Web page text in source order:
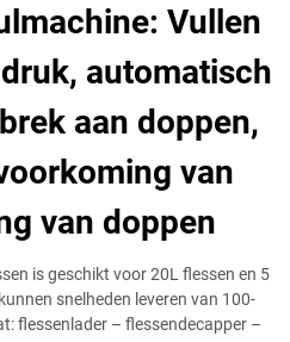
Vullen
automatisch
aan doppen,
van
van doppen
is geschikt voor 20L flessen en 5
snelheden leveren van 100-
flessenlader – flessendecapper –